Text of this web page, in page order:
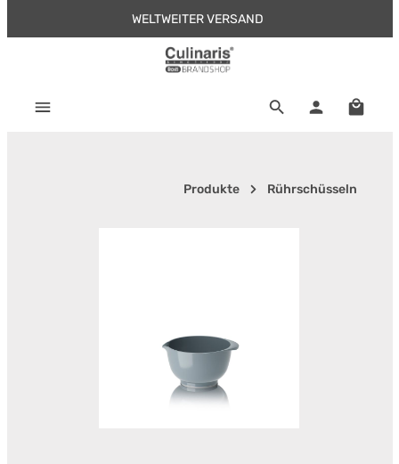
Zum Hauptinhalt springenWELTWEITER VERSAND
Produkte Rührschüsseln